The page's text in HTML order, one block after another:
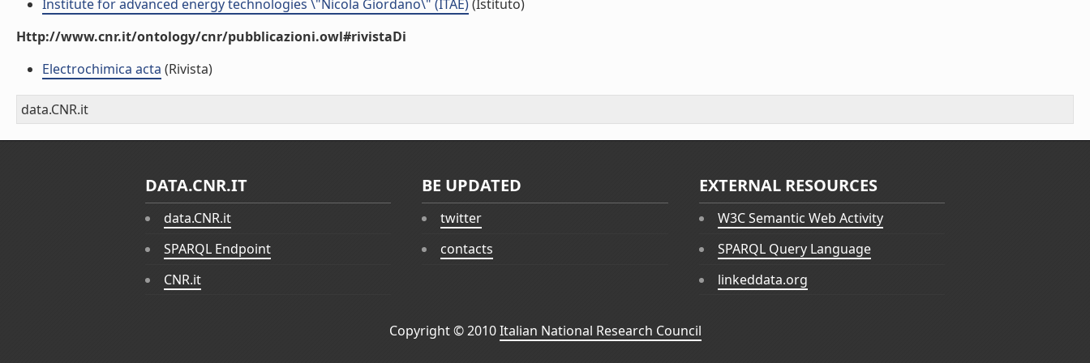
Institute for advanced energy technologies \"Nicola Giordano\" (ITAE)(Istituto)
Http://www.cnr.it/ontology/cnr/pubblicazioni.owl#rivistaDi
Electrochimica acta (Rivista)
data.CNR.it
DATA.CNR.IT
data.CNR.it
SPARQL Endpoint
CNR.it
BE UPDATED
twitter
contacts
EXTERNAL RESOURCES
W3C Semantic Web Activity
SPARQL Query Language
linkeddata.org
Copyright © 2010Italian National Research Council